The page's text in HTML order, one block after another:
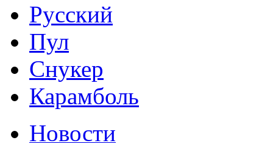
Русский
Пул
Снукер
Карамболь
Новости